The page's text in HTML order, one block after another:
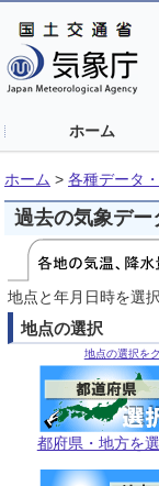
ホーム
ホーム > 各種データ
過去の気象デー
地点と年月日時を選
地点の選択
地点の選択を
都府県・地方を